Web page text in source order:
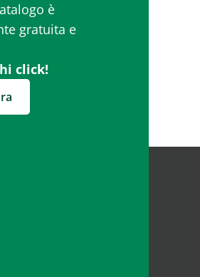
è
gratuita e
click!